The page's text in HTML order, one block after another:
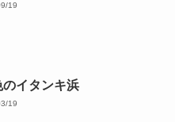
19
のイタンキ浜
19